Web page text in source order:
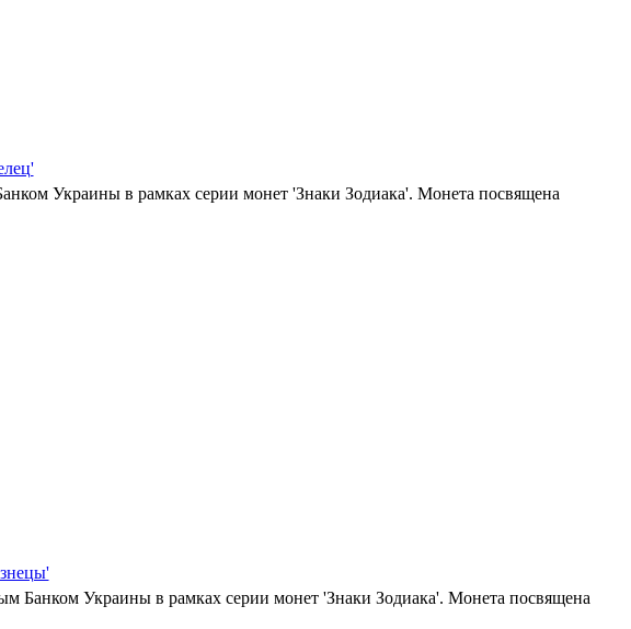
Украины в рамках серии монет 'Знаки Зодиака'. Монета посвящена
Банком Украины в рамках серии монет 'Знаки Зодиака'. Монета посвящена